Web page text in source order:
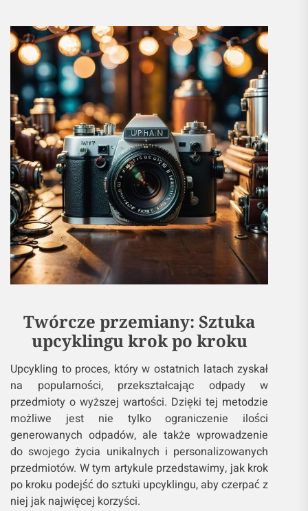
Twórcze przemiany: Sztuka
upcyklingu krok po kroku
Upcykling to proces, który w ostatnich latach zyskał
na popularności, przekształcając odpady w
przedmioty o wyższej wartości. Dzięki tej metodzie
możliwe jest nie tylko ograniczenie ilości
generowanych odpadów, ale także wprowadzenie
do swojego życia unikalnych i personalizowanych
przedmiotów. W tym artykule przedstawimy, jak krok
po kroku podejść do sztuki upcyklingu, aby czerpać z
niej jak najwięcej korzyści.